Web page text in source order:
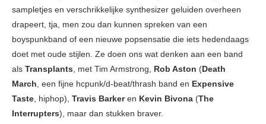
sampletjes en verschrikkelijke synthesizer geluiden overheen
drapeert, tja, men zou dan kunnen spreken van een
boyspunkband of een nieuwe popsensatie die iets hedendaags
doet met oude stijlen. Ze doen ons wat denken aan een band
als Transplants , met Tim Armstrong, Rob Aston (Death
March , een fijne hcpunk/d-beat/thrash band en Expensive
Taste , hiphop), Travis Barkeren Kevin Bivona (The
Interrupters), maar dan stukken braver.